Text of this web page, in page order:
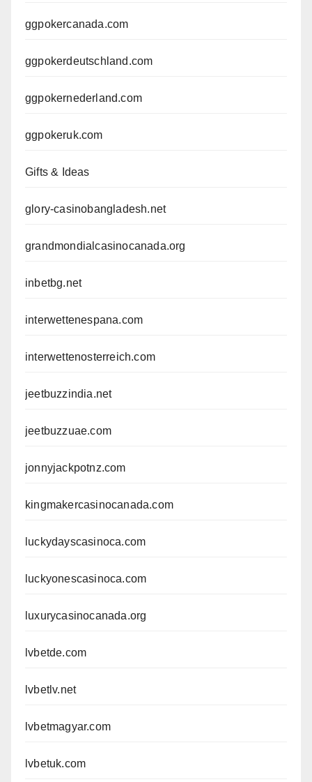
ggpokercanada.com
ggpokerdeutschland.com
ggpokernederland.com
ggpokeruk.com
Gifts & Ideas
glory-casinobangladesh.net
grandmondialcasinocanada.org
inbetbg.net
interwettenespana.com
interwettenosterreich.com
jeetbuzzindia.net
jeetbuzzuae.com
jonnyjackpotnz.com
kingmakercasinocanada.com
luckydayscasinoca.com
luckyonescasinoca.com
luxurycasinocanada.org
lvbetde.com
lvbetlv.net
lvbetmagyar.com
lvbetuk.com